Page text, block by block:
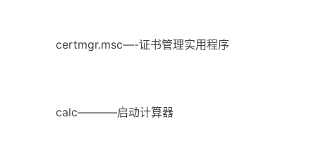
certmgr.msc—-证书管理实用程序
calc———–启动计算器